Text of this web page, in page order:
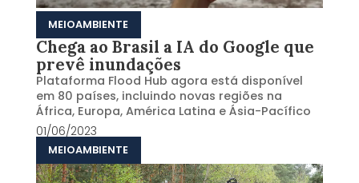
MEIOAMBIENTE
Chega ao Brasil a IA do Google que
prevê inundações
Plataforma Flood Hub agora está disponível
em 80 países, incluindo novas regiões na
África, Europa, América Latina e Ásia-Pacífico
01/06/2023
MEIOAMBIENTE